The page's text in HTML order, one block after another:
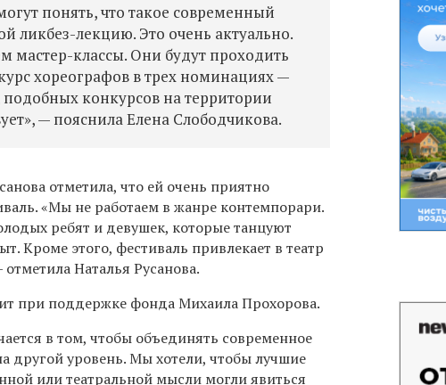
понять, что такое современный
ликбез-лекцию. Это очень актуально.
классы. Они будут проходить
хореографов в трех номинациях —
конкурсов на территории
— пояснила Елена Слободчикова.
отметила, что ей очень приятно
«Мы не работаем в жанре контемпорари.
ребят и девушек, которые танцуют
Кроме этого, фестиваль привлекает в театр
Наталья Русанова.
при поддержке фонда Михаила Прохорова.
в том, чтобы объединять современное
другой уровень. Мы хотели, чтобы лучшие
или театральной мысли могли явиться